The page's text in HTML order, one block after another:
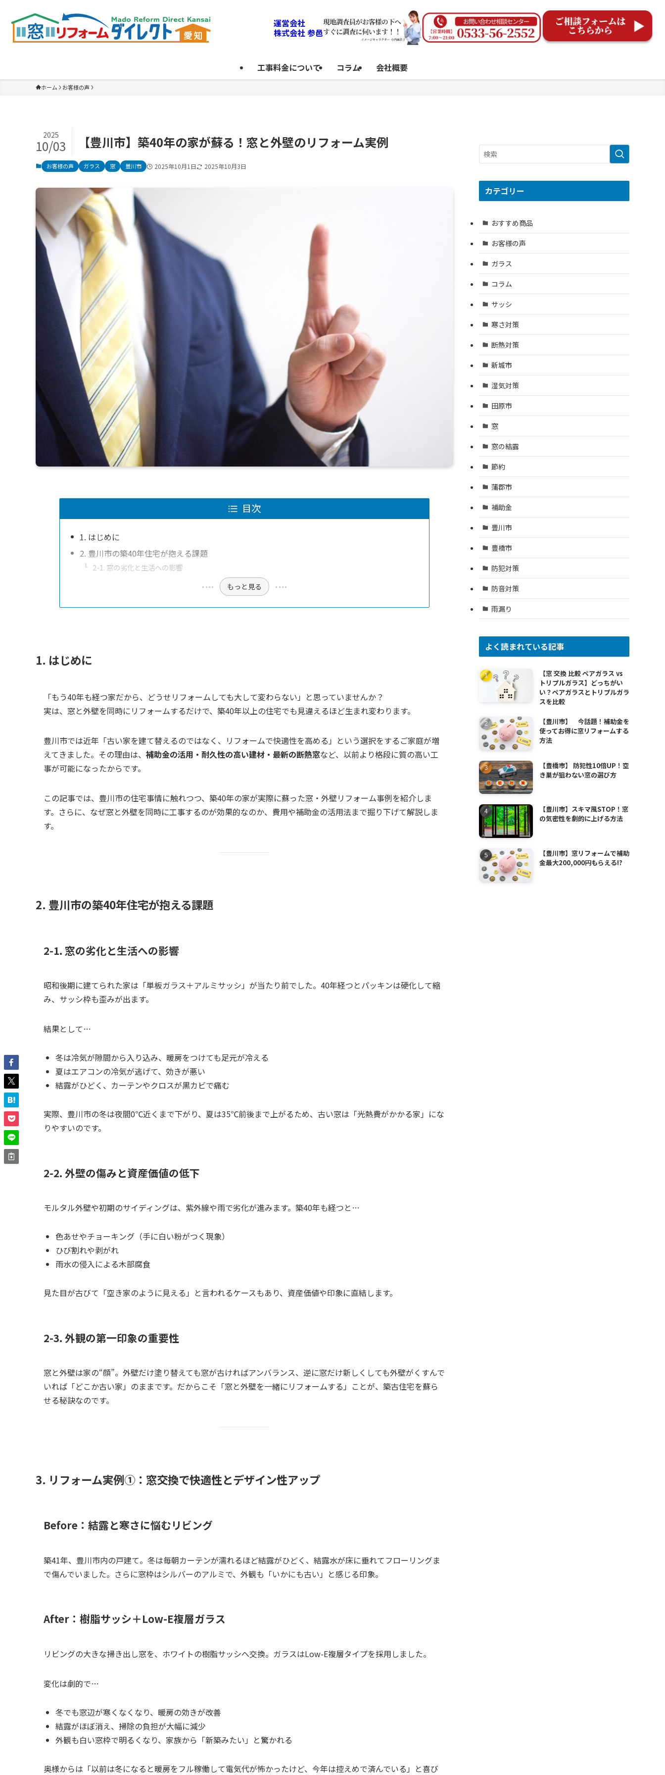
工事料金について コラム 会社概要
運営会社
株式会社 参邑
ホーム お客様の声
【豊川市】築40年の家が蘇る！窓と外壁のリフォーム実例
2025
10/03
お客様の声 ガラス 窓 豊川市 2025年10月1日 2025年10月3日
目次
1. はじめに
2. 豊川市の築40年住宅が抱える課題
2-1. 窓の劣化と生活への影響
もっと見る
1. はじめに
「もう40年も経つ家だから、どうせリフォームしても大して変わらない」と思っていませんか？
実は、窓と外壁を同時にリフォームするだけで、築40年以上の住宅でも見違えるほど生まれ変わります。
豊川市では近年「古い家を建て替えるのではなく、リフォームで快適性を高める」という選択をするご家庭が増
えてきました。その理由は、 補助金の活用・耐久性の高い建材・最新の断熱窓など、以前より格段に質の高い工
事が可能になったからです。
この記事では、豊川市の住宅事情に触れつつ、築40年の家が実際に蘇った窓・外壁リフォーム事例を紹介しま
す。さらに、なぜ窓と外壁を同時に工事するのが効果的なのか、費用や補助金の活用法まで掘り下げて解説しま
す。
2. 豊川市の築40年住宅が抱える課題
2-1. 窓の劣化と生活への影響
昭和後期に建てられた家は「単板ガラス＋アルミサッシ」が当たり前でした。40年経つとパッキンは硬化して縮
み、サッシ枠も歪みが出ます。
結果として…
冬は冷気が隙間から入り込み、暖房をつけても足元が冷える
夏はエアコンの冷気が逃げて、効きが悪い
結露がひどく、カーテンやクロスが黒カビで痛む
実際、豊川市の冬は夜間0℃近くまで下がり、夏は35℃前後まで上がるため、古い窓は「光熱費がかかる家」にな
りやすいのです。
2-2. 外壁の傷みと資産価値の低下
モルタル外壁や初期のサイディングは、紫外線や雨で劣化が進みます。築40年も経つと…
色あせやチョーキング（手に白い粉がつく現象）
ひび割れや剥がれ
雨水の侵入による木部腐食
見た目が古びて「空き家のように見える」と言われるケースもあり、資産価値や印象に直結します。
2-3. 外観の第一印象の重要性
窓と外壁は家の“顔”。外壁だけ塗り替えても窓が古ければアンバランス、逆に窓だけ新しくしても外壁がくすんで
いれば「どこか古い家」のままです。だからこそ「窓と外壁を一緒にリフォームする」ことが、築古住宅を蘇ら
せる秘訣なのです。
3. リフォーム実例①：窓交換で快適性とデザイン性アップ
Before：結露と寒さに悩むリビング
築41年、豊川市内の戸建て。冬は毎朝カーテンが濡れるほど結露がひどく、結露水が床に垂れてフローリングま
で傷んでいました。さらに窓枠はシルバーのアルミで、外観も「いかにも古い」と感じる印象。
After：樹脂サッシ＋Low-E複層ガラス
リビングの大きな掃き出し窓を、ホワイトの樹脂サッシへ交換。ガラスはLow-E複層タイプを採用しました。
変化は劇的で…
冬でも窓辺が寒くなくなり、暖房の効きが改善
結露がほぼ消え、掃除の負担が大幅に減少
外観も白い窓枠で明るくなり、家族から「新築みたい」と驚かれる
奥様からは「以前は冬になると暖房をフル稼働して電気代が怖かったけど、今年は控えめで済んでいる」と喜び
カテゴリー
おすすめ商品
お客様の声
ガラス
コラム
サッシ
寒さ対策
断熱対策
新城市
湿気対策
田原市
窓
窓の結露
節約
蒲郡市
補助金
豊川市
豊橋市
防犯対策
防音対策
雨漏り
よく読まれている記事
【窓 交換 比較 ペアガラス vs
トリプルガラス】どっちがい
い？ペアガラスとトリプルガラ
スを比較
【豊川市】 今話題！補助金を
使ってお得に窓リフォームする
方法
【豊橋市】 防犯性10倍UP！空
き巣が狙わない窓の選び方
【豊川市】スキマ風STOP！窓
の気密性を劇的に上げる方法
【豊川市】窓リフォームで補助
金最大200,000円もらえる!?